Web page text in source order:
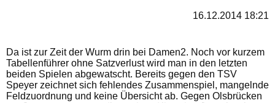
16.12.2014 18:21
Da ist zur Zeit der Wurm drin bei Damen2. Noch vor kurzem
Tabellenführer ohne Satzverlust wird man in den letzten
beiden Spielen abgewatscht. Bereits gegen den TSV
Speyer zeichnet sich fehlendes Zusammenspiel, mangelnde
Feldzuordnung und keine Übersicht ab. Gegen Olsbrücken